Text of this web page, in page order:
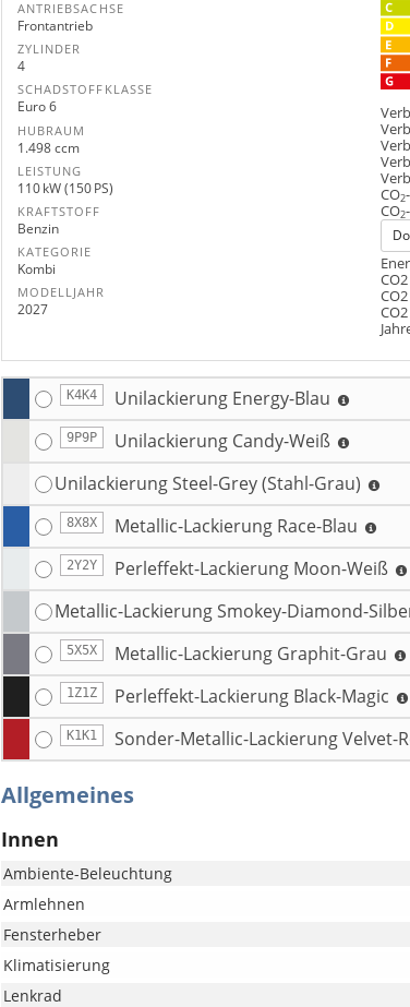
ANTRIEBSACHSE
Frontantrieb
ZYLINDER
4
SCHADSTOFFKLASSE
Euro 6
HUBRAUM
1.498 ccm
LEISTUNG
110 kW (150 PS)
KRAFTSTOFF
Benzin
KATEGORIE
Kombi
MODELLJAHR
2027
CO2
CO2
K4K4 Unilackierung Energy-Blau
9P9P Unilackierung Candy-Weiß
Unilackierung Steel-Grey (Stahl-Grau)
8X8X Metallic-Lackierung Race-Blau
2Y2Y Perleffekt-Lackierung Moon-Weiß
Metallic-Lackierung Smokey-Diamond-
5X5X Metallic-Lackierung Graphit-Grau
1Z1Z Perleffekt-Lackierung Black-Magic
K1K1 Sonder-Metallic-Lackierung Velvet-
Allgemeines
Innen
Ambiente-Beleuchtung
Armlehnen
Fensterheber
Klimatisierung
Lenkrad